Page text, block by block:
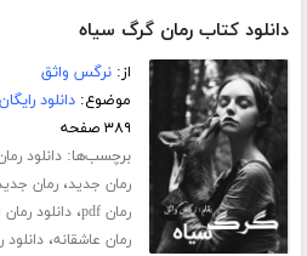
دانلود کتاب رمان گرگ سیاه
از:نرگس واثق
موضوع:دانلود
۳۸۹ صفحه
برچسب‌ها:دانلود
رمان جدید،رمان
رمان pdf ،دانلود رمان
رمان عاشقانه،